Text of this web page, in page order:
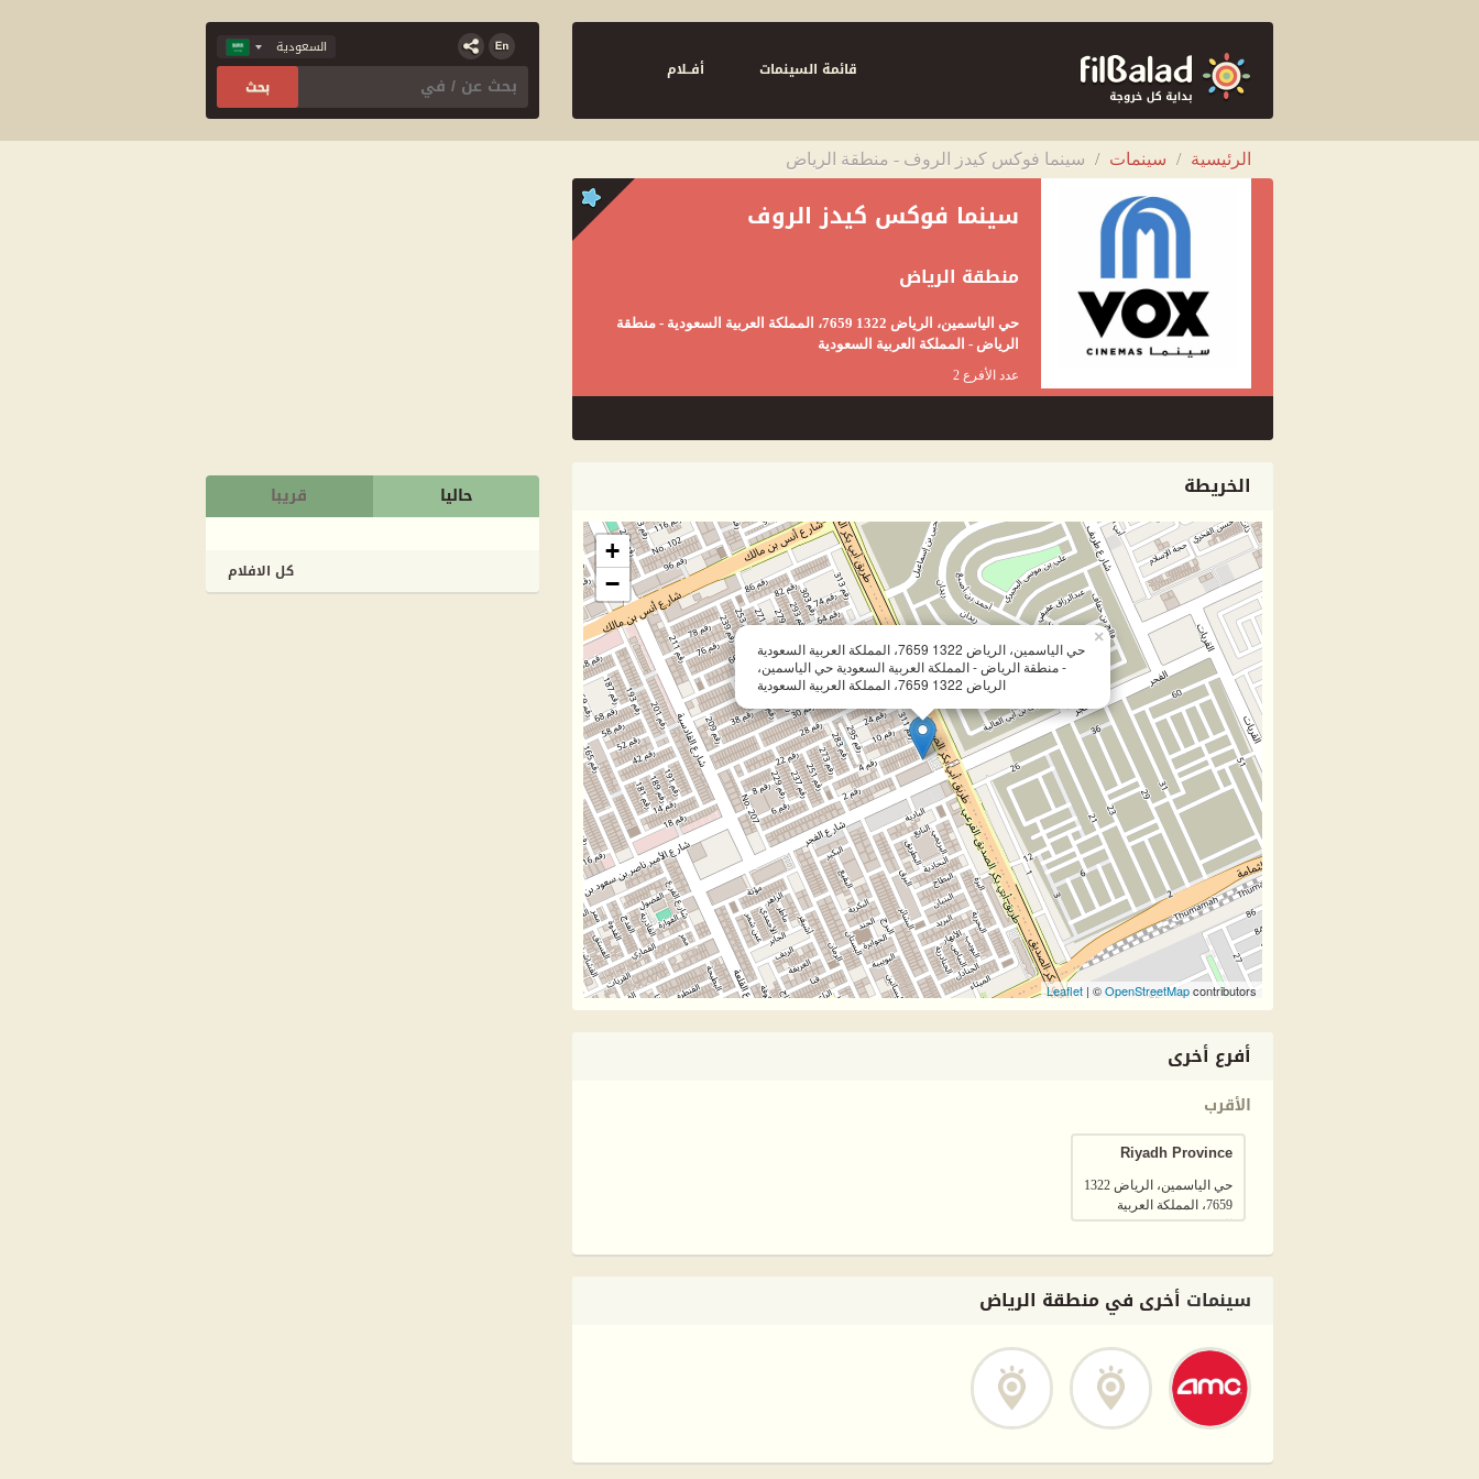
قائمة السينمات أفــلام
الرئيسية / سينمات / سينما فوكس كيدز الروف - منطقة الرياض
سينما فوكس كيدز الروف
منطقة الرياض
حي الياسمين، الرياض 1322 7659، المملكة العربية السعودية - منطقة
الرياض - المملكة العربية السعودية
عدد الأفرع 2
الخريطة
حي الياسمين، الرياض 1322 7659، المملكة العربية السعودية
- منطقة الرياض - المملكة العربية السعودية حي الياسمين،
الرياض 1322 7659، المملكة العربية السعودية
×
+
−
Leaflet | ©OpenStreetMapcontributors
أفرع أخرى
الأقرب
Riyadh Province
حي الياسمين، الرياض 1322
7659، المملكة العربية
السعودية
سينمات أخرى في منطقة الرياض
حاليا قريبا
كل الافلام